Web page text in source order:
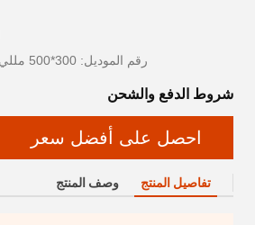
رقم الموديل: 300*500 مللي متر/400*600 مللي متر
شروط الدفع والشحن
احصل على أفضل سعر
تفاصيل المنتج وصف المنتج